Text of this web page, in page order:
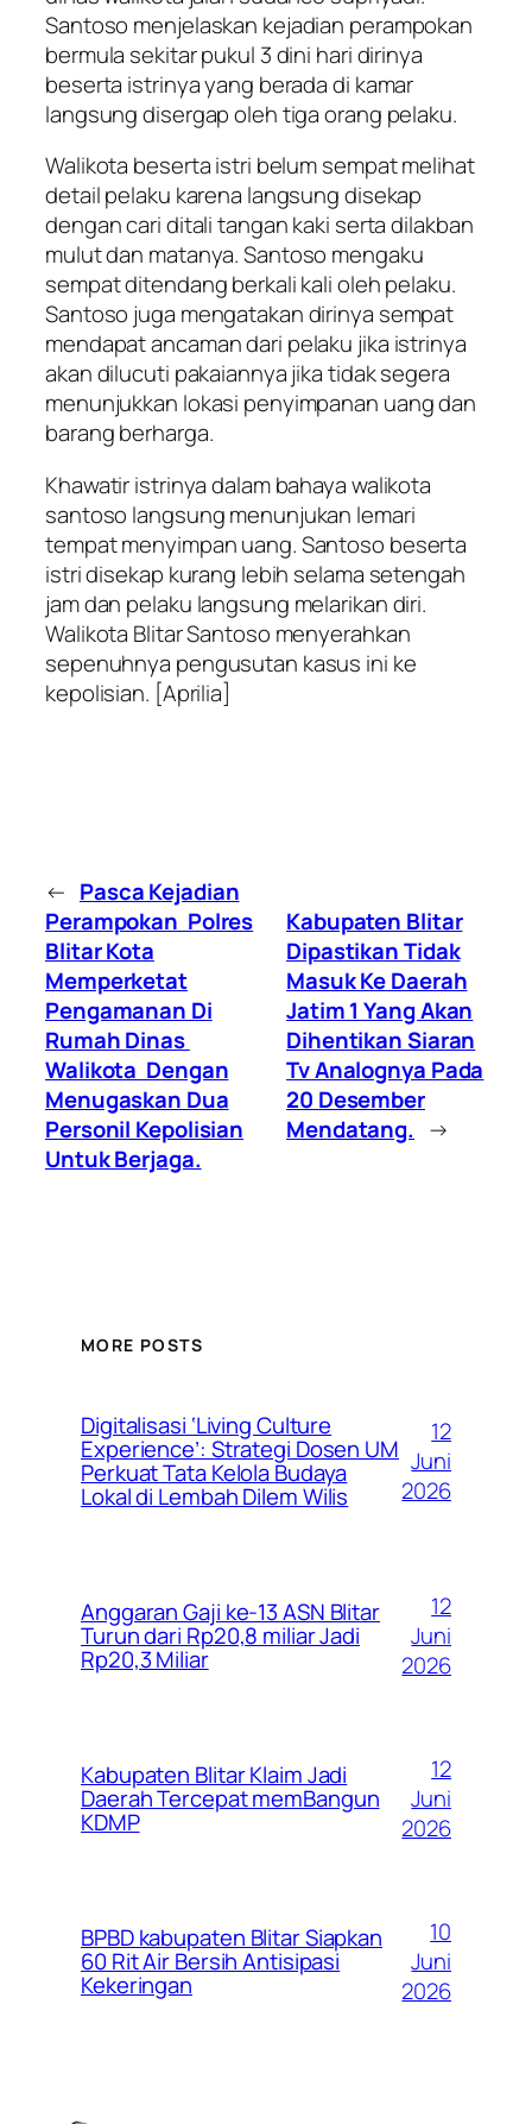
Santoso menjelaskan kejadian perampokan
bermula sekitar pukul 3 dini hari dirinya
beserta istrinya yang berada di kamar
langsung disergap oleh tiga orang pelaku.
Walikota beserta istri belum sempat melihat
detail pelaku karena langsung disekap
dengan cari ditali tangan kaki serta dilakban
mulut dan matanya. Santoso mengaku
sempat ditendang berkali kali oleh pelaku.
Santoso juga mengatakan dirinya sempat
mendapat ancaman dari pelaku jika istrinya
akan dilucuti pakaiannya jika tidak segera
menunjukkan lokasi penyimpanan uang dan
barang berharga.
Khawatir istrinya dalam bahaya walikota
santoso langsung menunjukan lemari
tempat menyimpan uang. Santoso beserta
istri disekap kurang lebih selama setengah
jam dan pelaku langsung melarikan diri.
Walikota Blitar Santoso menyerahkan
sepenuhnya pengusutan kasus ini ke
kepolisian. [Aprilia]
← Pasca Kejadian
Perampokan Polres
Blitar Kota
Memperketat
Pengamanan Di
Rumah Dinas
Walikota Dengan
Menugaskan Dua
Personil Kepolisian
Untuk Berjaga.
Kabupaten Blitar
Dipastikan Tidak
Masuk Ke Daerah
Jatim 1 Yang Akan
Dihentikan Siaran
Tv Analognya Pada
20 Desember
Mendatang. →
MORE POSTS
Digitalisasi ‘Living Culture
Experience’: Strategi Dosen UM
Perkuat Tata Kelola Budaya
Lokal di Lembah Dilem Wilis
12
Juni
2026
Anggaran Gaji ke-13 ASN Blitar
Turun dari Rp20,8 miliar Jadi
Rp20,3 Miliar
12
Juni
2026
Kabupaten Blitar Klaim Jadi
Daerah Tercepat memBangun
KDMP
12
Juni
2026
BPBD kabupaten Blitar Siapkan
60 Rit Air Bersih Antisipasi
Kekeringan
10
Juni
2026